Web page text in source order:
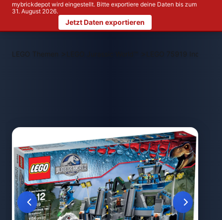
mybrickdepot wird eingestellt. Bitte exportiere deine Daten bis zum
31. August 2026.
Jetzt Daten exportieren
LEGO Themen > LEGO 75919